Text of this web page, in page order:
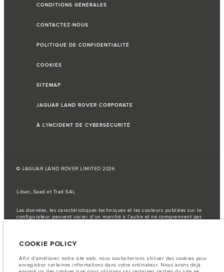
CONDITIONS GÉNÉRALES
CONTACTEZ-NOUS
POLITIQUE DE CONFIDENTIALITÉ
COOKIES
SITEMAP
JAGUAR LAND ROVER CORPORATE
À L’INCIDENT DE CYBERSÉCURITÉ
© JAGUAR LAND ROVER LIMITED 2026
Liban, Saad et Trad SAL
Les données, les caractéristiques techniques et les couleurs publiées sur le
configurateur peuvent varier d'un marché à l'autre et ne comprennent pas
Remarque importante sur les images et les spécifications.
spécifications de construction des véhicules, la disponibilité des options et
les délais de construction. Cette situation s’avère très fluctuante, et par
conséquent, les images utilisées actuellement sur le site Web peuvent ne pas
COOKIE POLICY
Afin d'améliorer notre site web, nous souhaiterions utiliser des cookies pour
enregistrer certaines informations dans votre ordinateur. Nous avons déjà